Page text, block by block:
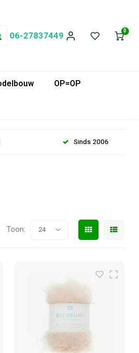
06-27837449 0
OP=OP
Sinds 2006
Toon: 24